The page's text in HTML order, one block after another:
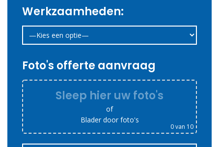
Werkzaamheden:
Foto's offerte aanvraag
Sleep hier uw foto's
of
Blader door foto's
0van 10